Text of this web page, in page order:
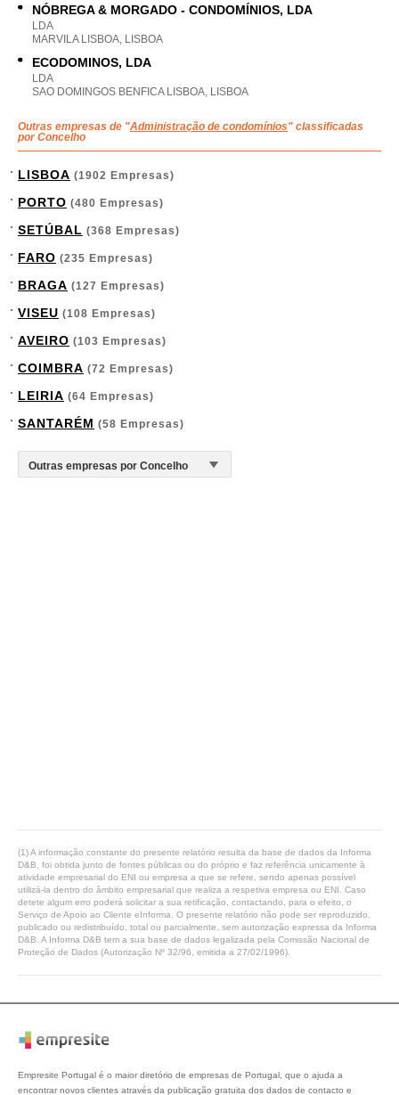
NÓBREGA & MORGADO - CONDOMÍNIOS, LDA
LDA
MARVILA LISBOA, LISBOA
ECODOMINOS, LDA
LDA
SAO DOMINGOS BENFICA LISBOA, LISBOA
Outras empresas de "Administração de condomínios" classificadas
por Concelho
LISBOA (1902 Empresas)
PORTO (480 Empresas)
SETÚBAL (368 Empresas)
FARO (235 Empresas)
BRAGA (127 Empresas)
VISEU (108 Empresas)
AVEIRO (103 Empresas)
COIMBRA (72 Empresas)
LEIRIA (64 Empresas)
SANTARÉM (58 Empresas)
(1) A informação constante do presente relatório resulta da base de dados da Informa
D&B, foi obtida junto de fontes públicas ou do próprio e faz referência unicamente à
atividade empresarial do ENI ou empresa a que se refere, sendo apenas possível
utilizá-la dentro do âmbito empresarial que realiza a respetiva empresa ou ENI. Caso
detete algum erro poderá solicitar a sua retificação, contactando, para o efeito, o
Serviço de Apoio ao Cliente eInforma. O presente relatório não pode ser reproduzido,
publicado ou redistribuído, total ou parcialmente, sem autorização expressa da Informa
D&B. A Informa D&B tem a sua base de dados legalizada pela Comissão Nacional de
Proteção de Dados (Autorização Nº 32/96, emitida a 27/02/1996).
Empresite Portugal é o maior diretório de empresas de Portugal, que o ajuda a
encontrar novos clientes através da publicação gratuita dos dados de contacto e